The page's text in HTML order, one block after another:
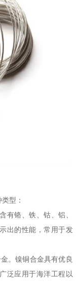
型：
有铬、铁、钴、铝、
出的性能，常用于发
。镍铜合金具有优良
泛应用于海洋工程以